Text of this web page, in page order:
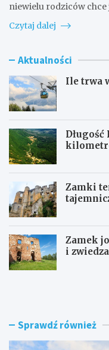
niewielu rodziców
Czytaj dalej
Aktualności
Ile trwa
Zamki
Zamek
i
I
w
D
ś Sprawdź również